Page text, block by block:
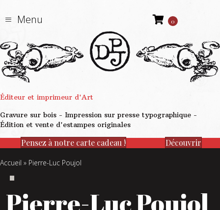
Menu 0
Éditeur et imprimeur d'Art
Gravure sur bois - Impression sur presse typographique -
Édition et vente d'estampes originales
Pensez à notre carte cadeau ! Découvrir
Accueil » Pierre-Luc Poujol
Pierre-Luc Poujol